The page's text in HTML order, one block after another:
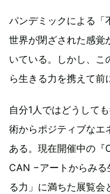
パンデミックによる「
世界が閉ざされた感覚
いている。しかし、こ
ら生きる力を携えて前
自分1人ではどうして
術からポジティブなエ
ある。現在開催中の『
CAN −アートからみる
る力」に満ちた展覧会